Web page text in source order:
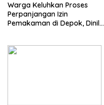
Warga Keluhkan Proses
Perpanjangan Izin
Pemakaman di Depok, Dinilai